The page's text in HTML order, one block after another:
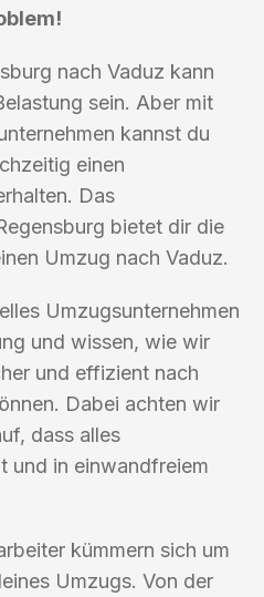
nach Vaduz kann
sein. Aber mit
kannst du
einen
Das
bietet dir die
Umzug nach Vaduz.
Umzugsunternehmen
und wissen, wie wir
und effizient nach
Dabei achten wir
dass alles
und in einwandfreiem
kümmern sich um
Umzugs. Von der